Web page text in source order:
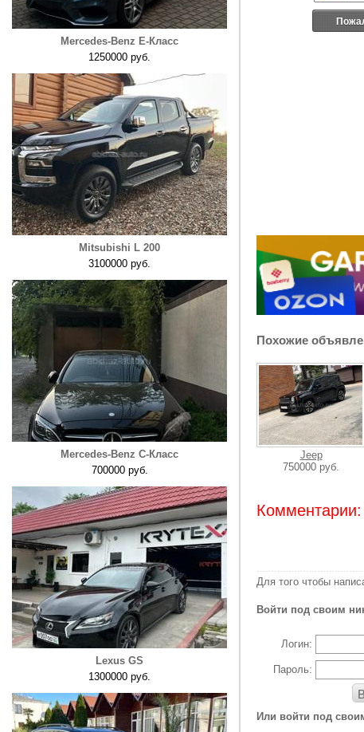
Mercedes-Benz E-Класс
1250000 руб.
Mitsubishi L 200
3100000 руб.
Mercedes-Benz C-Класс
700000 руб.
Lexus GS
1300000 руб.
Похожие
Jeep
750000 руб.
Для того чтобы
Войти под своим
Логин:
Пароль:
Или войти под